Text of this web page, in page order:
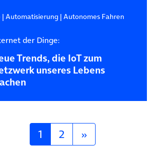
| Automatisierung| Autonomes Fahren
der Dinge:
Trends, die IoT zum
unseres Lebens
1 2 »